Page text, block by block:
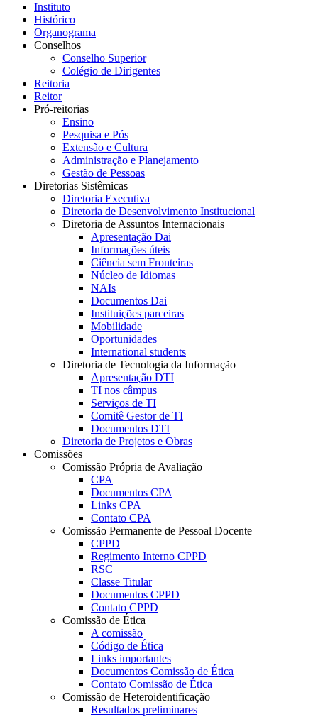
Instituto
Histórico
Organograma
Conselhos
Conselho Superior
Colégio de Dirigentes
Reitoria
Reitor
Pró-reitorias
Ensino
Pesquisa e Pós
Extensão e Cultura
Administração e Planejamento
Gestão de Pessoas
Diretorias Sistêmicas
Diretoria Executiva
Diretoria de Desenvolvimento Institucional
Diretoria de Assuntos Internacionais
Apresentação Dai
Informações úteis
Ciência sem Fronteiras
Núcleo de Idiomas
NAIs
Documentos Dai
Instituições parceiras
Mobilidade
Oportunidades
International students
Diretoria de Tecnologia da Informação
Apresentação DTI
TI nos câmpus
Serviços de TI
Comitê Gestor de TI
Documentos DTI
Diretoria de Projetos e Obras
Comissões
Comissão Própria de Avaliação
CPA
Documentos CPA
Links CPA
Contato CPA
Comissão Permanente de Pessoal Docente
CPPD
Regimento Interno CPPD
RSC
Classe Titular
Documentos CPPD
Contato CPPD
Comissão de Ética
A comissão
Código de Ética
Links importantes
Documentos Comissão de Ética
Contato Comissão de Ética
Comissão de Heteroidentificação
Resultados preliminares